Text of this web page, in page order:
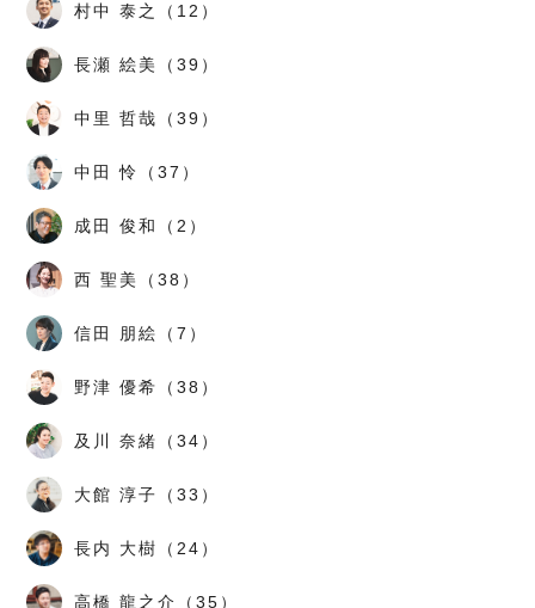
村中 泰之（12）
長瀬 絵美（39）
中里 哲哉（39）
中田 怜（37）
成田 俊和（2）
西 聖美（38）
信田 朋絵（7）
野津 優希（38）
及川 奈緒（34）
大館 淳子（33）
長内 大樹（24）
高橋 龍之介（35）